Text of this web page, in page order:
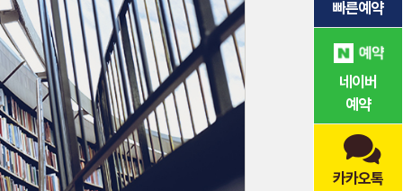
빠른예약
네이버
예약
카카오톡